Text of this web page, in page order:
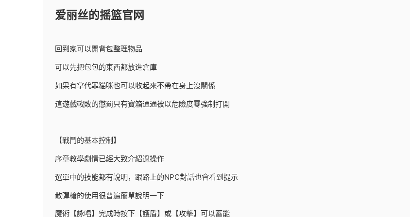
爱丽丝的摇篮官网
回到家可以開背包整理物品
可以先把包包的東西都放進倉庫
如果有拿代罪貓咪也可以收起來不帶在身上沒關係
這遊戲戰敗的懲罰只有寶箱通通被以危險度零強制打開
【戰鬥的基本控制】
序章教學劇情已經大致介紹過操作
選單中的技能都有說明，跟路上的NPC對話也會看到提示
散彈槍的使用很普遍簡單說明一下
魔術【詠唱】完成時按下【護盾】或【攻擊】可以蓄能